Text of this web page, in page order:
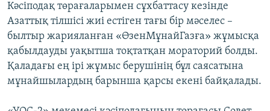
Кәсіподақ төрағаларымен сұхбаттасу кезінде
Азаттық тілшісі жиі естіген тағы бір мәселес –
былтыр жарияланған «ӨзенМұнайГазға» жұмысқа
қабылдауды уақытша тоқтатқан мораторий болды.
Қаладағы ең ірі жұмыс берушінің бұл саясатына
мұнайшылардың барынша қарсы екені байқалады.